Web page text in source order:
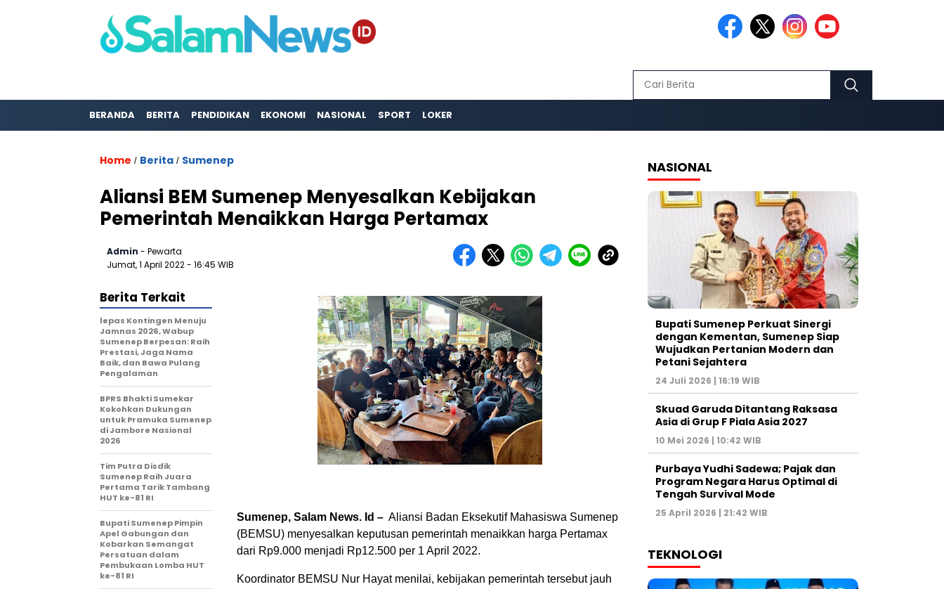
BERANDA BERITA PENDIDIKAN EKONOMI NASIONAL SPORT LOKER
Home / Berita / Sumenep
Aliansi BEM Sumenep Menyesalkan Kebijakan
Pemerintah Menaikkan Harga Pertamax
Admin - Pewarta
Jumat, 1 April 2022- 16:45 WIB
Sumenep, Salam News. Id – Aliansi Badan Eksekutif Mahasiswa Sumenep
(BEMSU) menyesalkan keputusan pemerintah menaikkan harga Pertamax
dari Rp9.000 menjadi Rp12.500 per 1 April 2022.
Koordinator BEMSU Nur Hayat menilai, kebijakan pemerintah tersebut jauh
Berita Terkait
lepas Kontingen Menuju
Jamnas 2026, Wabup
Sumenep Berpesan: Raih
Prestasi, Jaga Nama
Baik, dan Bawa Pulang
Pengalaman
BPRS Bhakti Sumekar
Kokohkan Dukungan
untuk Pramuka Sumenep
di Jambore Nasional
2026
Tim Putra Disdik
Sumenep Raih Juara
Pertama Tarik Tambang
HUT ke-81 RI
Bupati Sumenep Pimpin
Apel Gabungan dan
Kobarkan Semangat
Persatuan dalam
Pembukaan Lomba HUT
ke-81 RI
NASIONAL
Bupati Sumenep Perkuat Sinergi
dengan Kementan, Sumenep Siap
Wujudkan Pertanian Modern dan
Petani Sejahtera
24 Juli 2026 | 16:19 WIB
Skuad Garuda Ditantang Raksasa
Asia di Grup F Piala Asia 2027
10 Mei 2026 | 10:42 WIB
Purbaya Yudhi Sadewa; Pajak dan
Program Negara Harus Optimal di
Tengah Survival Mode
25 April 2026 | 21:42 WIB
TEKNOLOGI